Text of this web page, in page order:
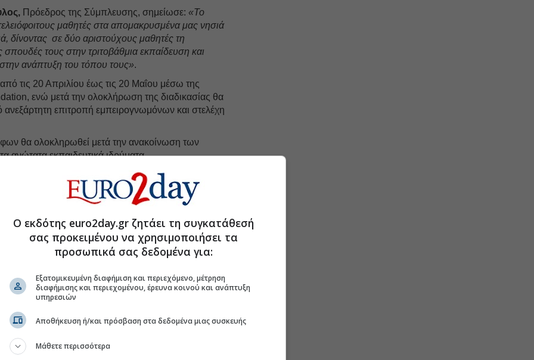
Πρόεδρος της Σύμπλευσης, σημείωσε:«Το
μαθητές στα απομακρυσμένα μας νησιά
δίνοντας σε δύο αριστούχους μαθητές τη
σπουδές τους στην τριτοβάθμια εκπαίδευση και
ανάπτυξη του τόπου τους».
τις 20 Απριλίου έως τις 20 Μαΐου μέσω της
ενώ μετά την ολοκλήρωση της διαδικασίας θα
επιτροπή εμπειρογνωμόνων και στελέχη
θα ολοκληρωθεί μετά την ανακοίνωση των
ανώτατα εκπαιδευτικά ιδρύματα.
στοGoogle Discover!
εξελίξεις με την υπογραφη εγκυρότητας του Euro2day.gr
FOLLOW US
Ακολουθήστε τη σελίδα του Euro2day.gr στο Linkedin
και κλάδοι έχουν ακόμη περιθώρια ανόδου
Ο εκδότης euro2day.gr ζητάει τη συγκατάθεσή
σας προκειμένου να χρησιμοποιήσει τα
προσωπικά σας δεδομένα για:
Εξατομικευμένη διαφήμιση και περιεχόμενο, μέτρηση
διαφήμισης και περιεχομένου, έρευνα κοινού και ανάπτυξη
υπηρεσιών
Αποθήκευση ή/και πρόσβαση στα δεδομένα μιας συσκευής
Μάθετε περισσότερα